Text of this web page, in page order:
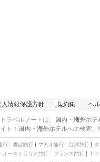
人情報保護方針 規約集 ヘ
ラベルノートは、
国内・海外ホ
ト！ 国内・海外ホテルへの検索、
行 香港旅行 マカオ旅行 台湾旅行
オーストラリア旅行 フランス旅行 ド